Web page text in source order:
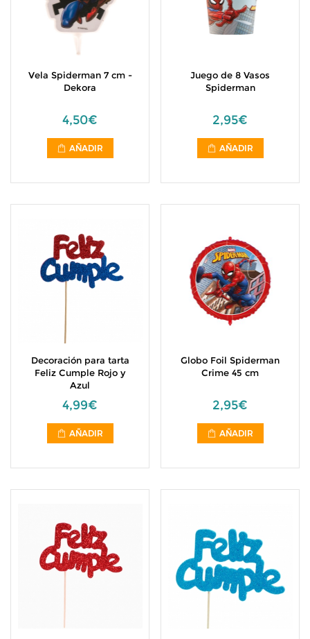
Vela Spiderman 7 cm -
Dekora
4,50€
AÑADIR
Juego de 8 Vasos
Spiderman
2,95€
AÑADIR
Decoración para tarta
Feliz Cumple Rojo y
Azul
4,99€
AÑADIR
Globo Foil Spiderman
Crime 45 cm
2,95€
AÑADIR